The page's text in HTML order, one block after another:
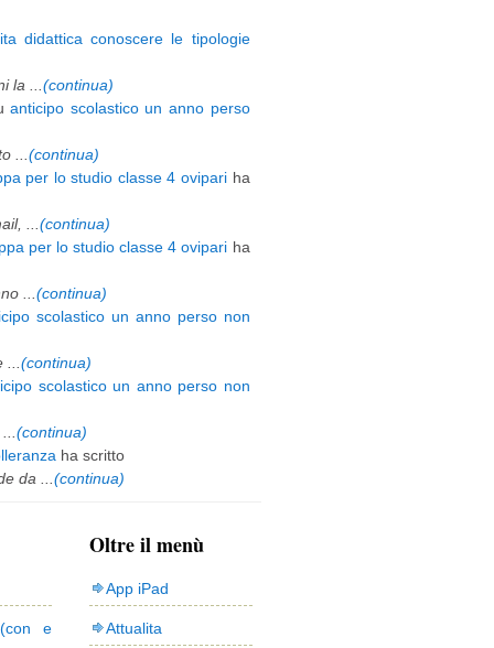
didattica conoscere le tipologie
la ... (continua)
anticipo scolastico un anno perso
... (continua)
per lo studio classe 4 ovipariha
... (continua)
per lo studio classe 4 ovipari ha
... (continua)
scolastico un anno perso non
(continua)
scolastico un anno perso non
(continua)
ha scritto
da ... (continua)
e
Oltre il menù
App iPad
Attualita